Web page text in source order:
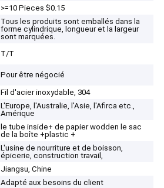
>=10 Pieces $0.15
Tous les produits sont emballés dans la
forme cylindrique, longueur et la largeur
sont marquées.
T/T
Pour être négocié
Fil d'acier inoxydable, 304
L'Europe, l'Australie, l'Asie, l'Afirca etc.,
Amérique
le tube inside+ de papier wodden le sac
de la boîte +plastic +
L'usine de nourriture et de boisson,
épicerie, construction travail,
Jiangsu, Chine
Adapté aux besoins du client